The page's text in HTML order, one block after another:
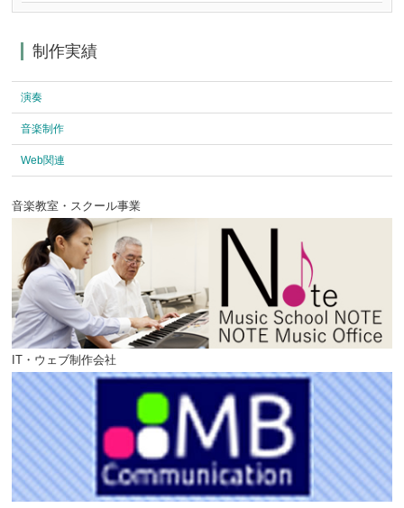
制作実績
演奏
音楽制作
Web関連
音楽教室・スクール事業
IT・ウェブ制作会社